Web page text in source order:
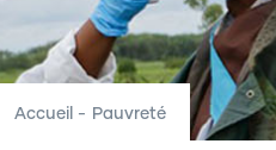
Accueil - Pauvreté